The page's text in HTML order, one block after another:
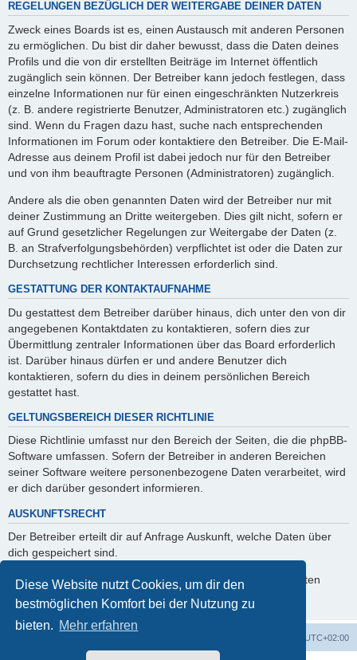
Diese Website nutzt Cookies, um dir den
bestmöglichen Komfort bei der Nutzung zu
bieten. Mehr erfahren
REGELUNGEN BEZÜGLICH DER WEITERGABE DEINER DATEN
Zweck eines Boards ist es, einen Austausch mit anderen Personen
zu ermöglichen. Du bist dir daher bewusst, dass die Daten deines
Profils und die von dir erstellten Beiträge im Internet öffentlich
zugänglich sein können. Der Betreiber kann jedoch festlegen, dass
einzelne Informationen nur für einen eingeschränkten Nutzerkreis
(z. B. andere registrierte Benutzer, Administratoren etc.) zugänglich
sind. Wenn du Fragen dazu hast, suche nach entsprechenden
Informationen im Forum oder kontaktiere den Betreiber. Die E-Mail-
Adresse aus deinem Profil ist dabei jedoch nur für den Betreiber
und von ihm beauftragte Personen (Administratoren) zugänglich.
Andere als die oben genannten Daten wird der Betreiber nur mit
deiner Zustimmung an Dritte weitergeben. Dies gilt nicht, sofern er
auf Grund gesetzlicher Regelungen zur Weitergabe der Daten (z.
B. an Strafverfolgungsbehörden) verpflichtet ist oder die Daten zur
Durchsetzung rechtlicher Interessen erforderlich sind.
GESTATTUNG DER KONTAKTAUFNAHME
Du gestattest dem Betreiber darüber hinaus, dich unter den von dir
angegebenen Kontaktdaten zu kontaktieren, sofern dies zur
Übermittlung zentraler Informationen über das Board erforderlich
ist. Darüber hinaus dürfen er und andere Benutzer dich
kontaktieren, sofern du dies in deinem persönlichen Bereich
gestattet hast.
GELTUNGSBEREICH DIESER RICHTLINIE
Diese Richtlinie umfasst nur den Bereich der Seiten, die die phpBB-
Software umfassen. Sofern der Betreiber in anderen Bereichen
seiner Software weitere personenbezogene Daten verarbeitet, wird
er dich darüber gesondert informieren.
AUSKUNFTSRECHT
Der Betreiber erteilt dir auf Anfrage Auskunft, welche Daten über
dich gespeichert sind.
Du kannst jederzeit die Löschung bzw. Sperrung deiner Daten
verlangen. Kontaktiere hierzu bitte den Betreiber.
UTC+02:00